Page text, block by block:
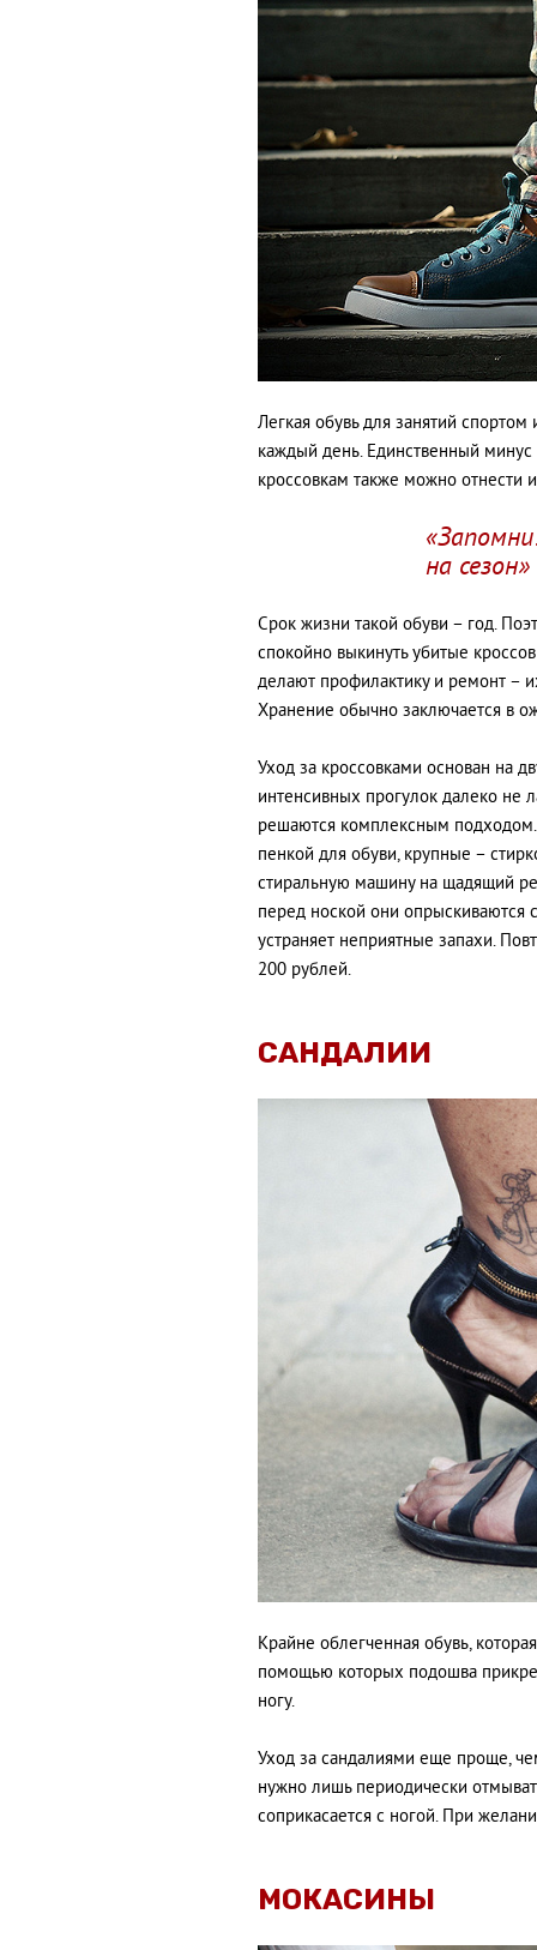
Легкая обувь для занятий
каждый день. Единственный минус
кроссовкам также можно отнести
на сезон»
Срок жизни такой обуви – год.
спокойно выкинуть убитые
делают профилактику и ремонт –
Хранение обычно заключается в
Уход за кроссовками основан на
интенсивных прогулок далеко не
решаются комплексным подходом.
пенкой для обуви, крупные –
стиральную машину на щадящий
перед ноской они опрыскиваются
устраняет неприятные запахи.
200 рублей.
САНДАЛИИ
Крайне облегченная обувь,
помощью которых подошва
ногу.
Уход за сандалиями еще проще,
нужно лишь периодически
соприкасается с ногой. При
МОКАСИНЫ